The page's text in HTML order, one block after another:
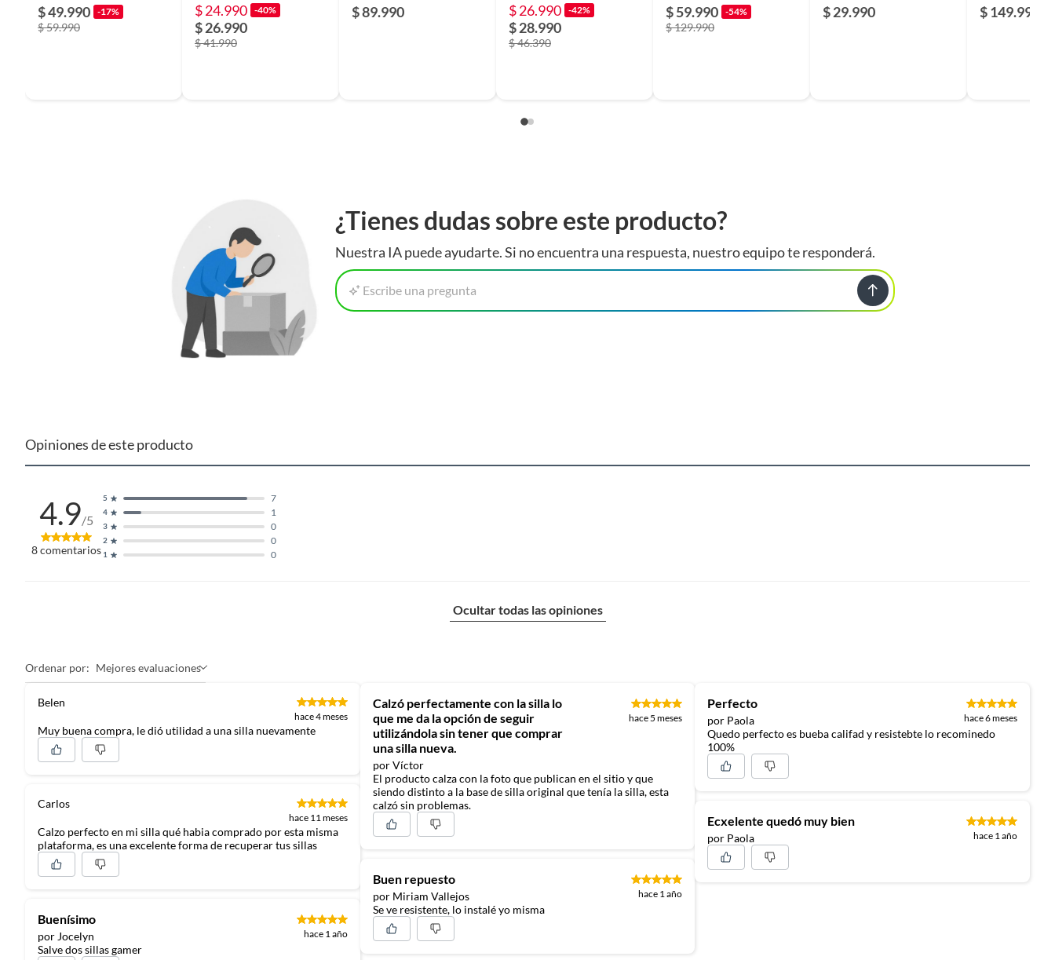
$ 49.990 -17%
$ 59.990
$ 24.990 -40%
$ 26.990
$ 41.990
$ 89.990 $ 26.990 -42%
$ 28.990
$ 46.390
$ 59.990 -54%
$ 129.990
$ 29.990 $ 149.990
¿Tienes dudas sobre este producto?
Nuestra IA puede ayudarte. Si no encuentra una respuesta, nuestro equipo te responderá.
Escribe una pregunta
Opiniones de este producto
4.9/5
8comentarios 1 0
2 0
3 0
4 1
5 7
Ocultar todas las opiniones
Ordenar por: Mejores evaluaciones
Belen
hace 4 meses
Muy buena compra, le dió utilidad a una silla nuevamente
Carlos
hace 11 meses
Calzo perfecto en mi silla qué habia comprado por esta misma
plataforma, es una excelente forma de recuperar tus sillas
Buenísimo
por Jocelyn hace 1 año
Salve dos sillas gamer
Calzó perfectamente con la silla lo
que me da la opción de seguir
utilizándola sin tener que comprar
una silla nueva.
por Víctor
hace 5 meses
El producto calza con la foto que publican en el sitio y que
siendo distinto a la base de silla original que tenía la silla, esta
calzó sin problemas.
Buen repuesto
por Miriam Vallejos hace 1 año
Se ve resistente, lo instalé yo misma
Perfecto
por Paola hace 6 meses
Quedo perfecto es bueba califad y resistebte lo recominedo
100%
Ecxelente quedó muy bien
por Paola hace 1 año